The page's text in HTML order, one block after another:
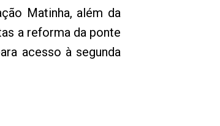
Matinha, além da
a reforma da ponte
acesso à segunda